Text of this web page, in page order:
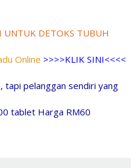
UNTUK DETOKS TUBUH
Online >>>>KLIK SINI<<<<
tapi pelanggan sendiri yang
tablet Harga RM60